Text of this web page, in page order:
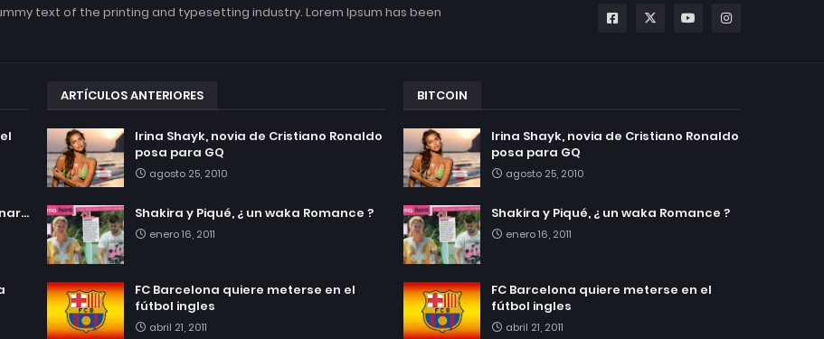
text of the printing and typesetting industry. Lorem Ipsum has been
ARTÍCULOS ANTERIORES
Irina Shayk, novia de Cristiano Ronaldo
posa para GQ
agosto 25, 2010
Shakira y Piqué, ¿ un waka Romance ?
enero 16, 2011
FC Barcelona quiere meterse en el
fútbol ingles
abril 21, 2011
BITCOIN
Irina Shayk, novia de Cristiano Ronaldo
posa para GQ
agosto 25, 2010
Shakira y Piqué, ¿ un waka Romance ?
enero 16, 2011
FC Barcelona quiere meterse en el
fútbol ingles
abril 21, 2011